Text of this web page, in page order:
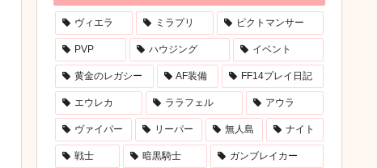
ヴィエラ ミラプリ ピクトマンサー
PVP ハウジング イベント
黄金のレガシー AF装備 FF14プレイ日記
エウレカ ララフェル アウラ
ヴァイパー リーパー 無人島 ナイト
戦士 暗黒騎士 ガンブレイカー